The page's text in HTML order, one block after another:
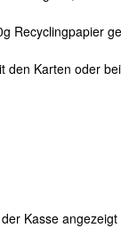
Recyclingpapier
den Karten oder
Kasse angezeigt